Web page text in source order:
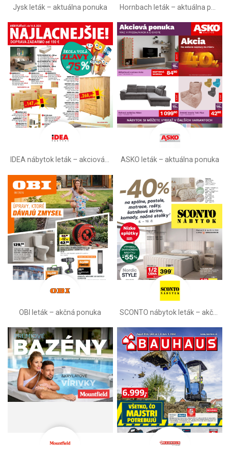
Jysk leták – aktuálna ponuka
IDEA nábytok leták – akciová ponuka ASKO leták – aktuálna ponuka
OBI leták –⁠ akčná ponuka